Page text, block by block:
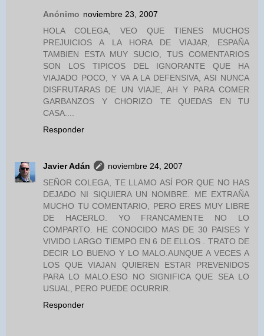
Anónimo noviembre 23, 2007
HOLA COLEGA, VEO QUE TIENES MUCHOS
PREJUICIOS A LA HORA DE VIAJAR, ESPAÑA
TAMBIEN ESTA MUY SUCIO, TUS COMENTARIOS
SON LOS TIPICOS DEL IGNORANTE QUE HA
VIAJADO POCO, Y VA A LA DEFENSIVA, ASI NUNCA
DISFRUTARAS DE UN VIAJE, AH Y PARA COMER
GARBANZOS Y CHORIZO TE QUEDAS EN TU
CASA....
Responder
Javier Adán
noviembre 24, 2007
SEÑOR COLEGA, TE LLAMO ASÍ POR QUE NO HAS
DEJADO NI SIQUIERA UN NOMBRE. ME EXTRAÑA
MUCHO TU COMENTARIO, PERO ERES MUY LIBRE
DE HACERLO. YO FRANCAMENTE NO LO
COMPARTO. HE CONOCIDO MAS DE 30 PAISES Y
VIVIDO LARGO TIEMPO EN 6 DE ELLOS . TRATO DE
DECIR LO BUENO Y LO MALO.AUNQUE A VECES A
LOS QUE VIAJAN QUIEREN ESTAR PREVENIDOS
PARA LO MALO.ESO NO SIGNIFICA QUE SEA LO
USUAL, PERO PUEDE OCURRIR.
Responder